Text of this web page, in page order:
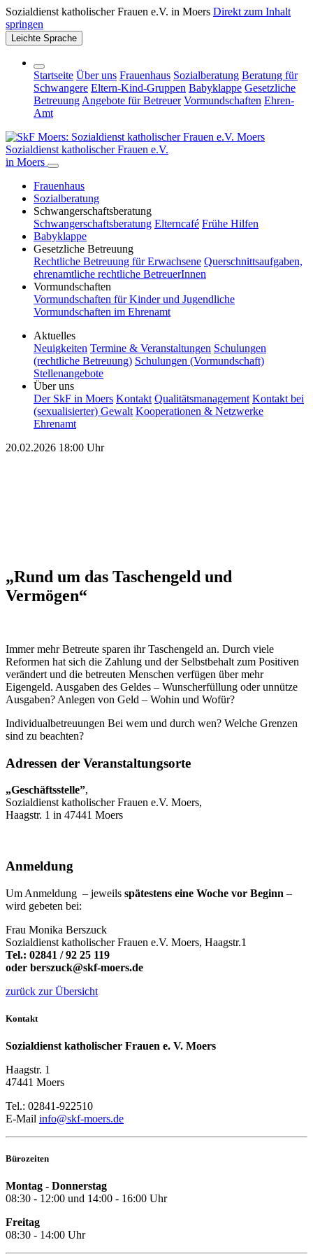
Sozialdienst katholischer Frauen e.V. in Moers Direkt zum Inhalt
springen
Leichte Sprache
Startseite Über uns Frauenhaus Sozialberatung Beratung für
Schwangere Eltern-Kind-Gruppen Babyklappe Gesetzliche
Betreuung Angebote für Betreuer Vormundschaften Ehren-
Amt
Sozialdienst katholischer Frauen e.V.
in Moers
Frauenhaus
Sozialberatung
Schwangerschafts­beratung
Schwangerschafts­beratung Elterncafé Frühe Hilfen
Babyklappe
Gesetzliche Betreuung
Rechtliche Betreuung für Erwachsene Querschnittsaufgaben,
ehrenamtliche rechtliche BetreuerInnen
Vormundschaften
Vormundschaften für Kinder und Jugendliche
Vormundschaften im Ehrenamt
Aktuelles
Neuigkeiten Termine & Veranstaltungen Schulungen
(rechtliche Betreuung) Schulungen (Vormundschaft)
Stellenangebote
Über uns
Der SkF in Moers Kontakt Qualitätsmanagement Kontakt bei
(sexualisierter) Gewalt Kooperationen & Netzwerke
Ehrenamt
20.02.2026 18:00 Uhr
„Rund um das Taschengeld und
Vermögen“
Immer mehr Betreute sparen ihr Taschengeld an. Durch viele
Reformen hat sich die Zahlung und der Selbstbehalt zum Positiven
verändert und die betreuten Menschen verfügen über mehr
Eigengeld. Ausgaben des Geldes – Wunscherfüllung oder unnütze
Ausgaben? Anlegen von Geld – Wohin und Wofür?
Individualbetreuungen Bei wem und durch wen? Welche Grenzen
sind zu beachten?
Adressen der Veranstaltungsorte
„Geschäftsstelle”,
Sozialdienst katholischer Frauen e.V. Moers,
Haagstr. 1 in 47441 Moers
Anmeldung
Um Anmeldung – jeweils spätestens eine Woche vor Beginn –
wird gebeten bei:
Frau Monika Berszuck
Sozialdienst katholischer Frauen e.V. Moers, Haagstr.1
Tel.: 02841 / 92 25 119
oder berszuck@skf-moers.de
zurück zur Übersicht
Kontakt
Sozialdienst katholischer Frauen e. V. Moers
Haagstr. 1
47441 Moers
Tel.: 02841-922510
E-Mail info@skf-moers.de
Bürozeiten
Montag - Donnerstag
08:30 - 12:00 und 14:00 - 16:00 Uhr
Freitag
08:30 - 14:00 Uhr